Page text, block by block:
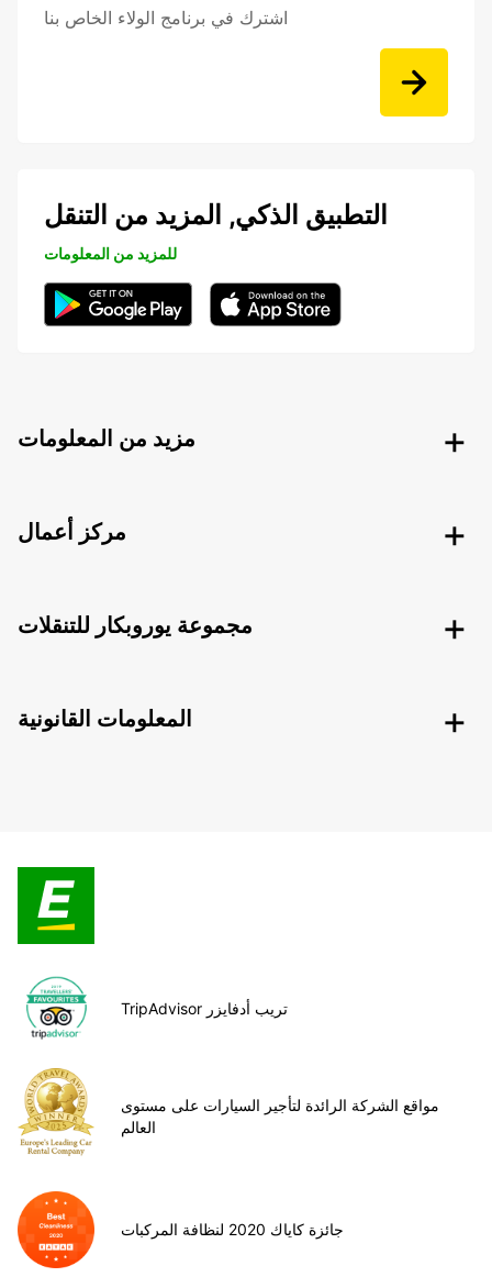
اشترك في برنامج الولاء الخاص بنا
التطبيق الذكي, المزيد من التنقل
للمزيد من المعلومات
مزيد من المعلومات
مركز أعمال
مجموعة يوروبكار للتنقلات
المعلومات القانونية
TripAdvisor تريب أدفايزر
مواقع الشركة الرائدة لتأجير السيارات على مستوى
العالم
جائزة كاياك 2020 لنظافة المركبات